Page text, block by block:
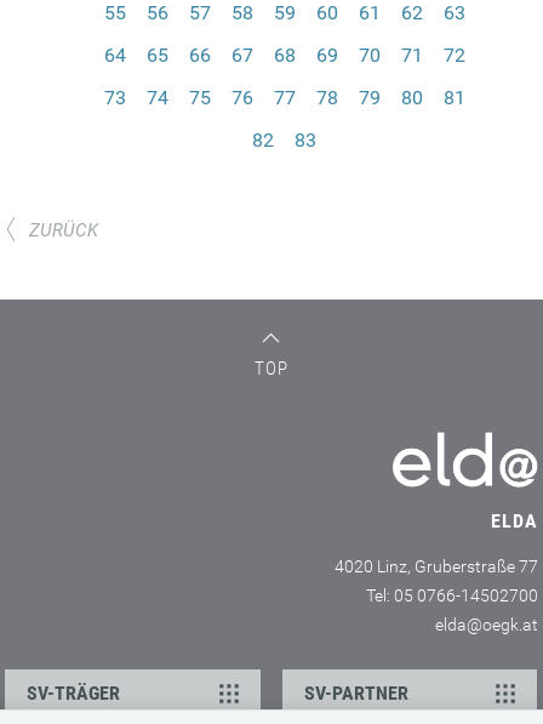
55
56 57 58 59 60 61 62
63
64
65 66 67 68 69 70 71
72
73
74 75 76 77 78 79 80
81
82
83
ZURÜCK
TOP
ELDA
4020 Linz, Gruberstraße 77
Tel: 05 0766-14502700
elda@oegk.at
SV-TRÄGER SV-PARTNER